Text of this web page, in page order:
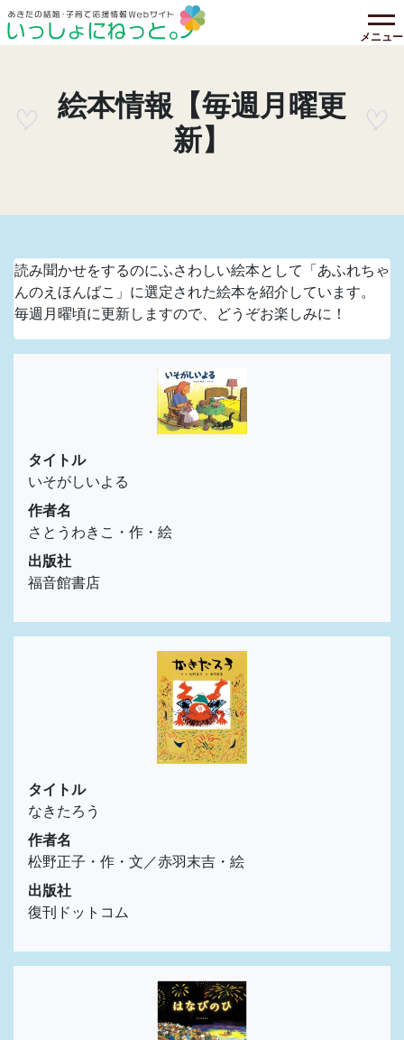
メニュー
絵本情報【毎週月曜更
新】
読み聞かせをするのにふさわしい絵本として「あふれちゃ
んのえほんばこ」に選定された絵本を紹介しています。
毎週月曜頃に更新しますので、どうぞお楽しみに！
タイトル
いそがしいよる
作者名
さとうわきこ・作・絵
出版社
福音館書店
タイトル
なきたろう
作者名
松野正子・作・文／赤羽末吉・絵
出版社
復刊ドットコム